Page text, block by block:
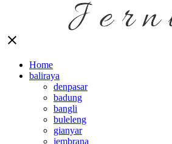
close
Home
baliraya
denpasar
badung
bangli
buleleng
gianyar
jembrana